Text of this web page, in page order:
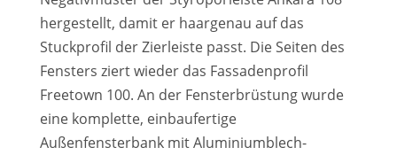
hergestellt, damit er haargenau auf das
Stuckprofil der Zierleiste passt. Die Seiten des
Fensters ziert wieder das Fassadenprofil
Freetown 100. An der Fensterbrüstung wurde
eine komplette, einbaufertige
Außenfensterbank mit Aluminiumblech-